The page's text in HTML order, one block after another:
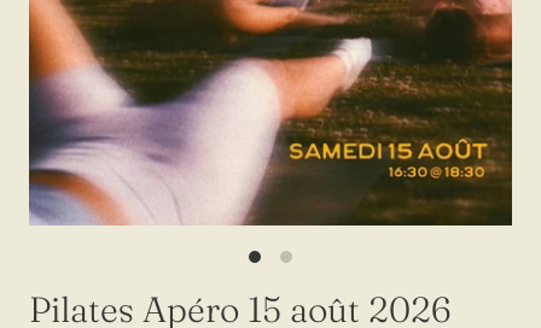
Pilates Apéro 15 août 2026